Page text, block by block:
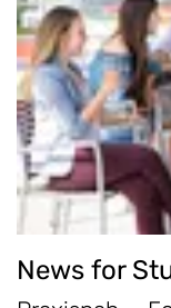
News for